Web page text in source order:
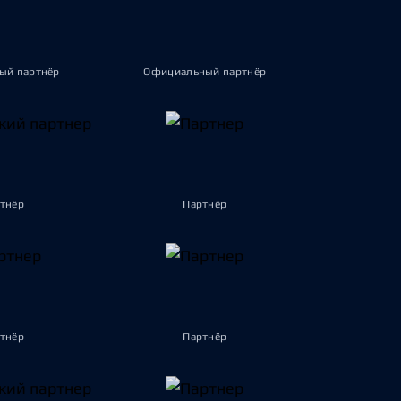
партнёр Официальный партнёр
Партнёр
Партнёр